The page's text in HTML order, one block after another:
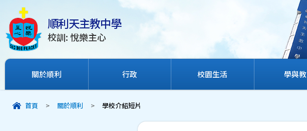
順利天主教中學
校訓: 悅樂主心
關於順利 行政 校園生活 學與教
首頁 > 關於順利 > 學校介紹短片